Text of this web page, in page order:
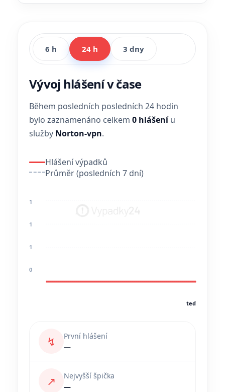
6 h 24 h 3 dny
Vývoj hlášení v čase
Během posledních posledních 24 hodin
bylo zaznamenáno celkem 0 hlášeníu
služby Norton-vpn.
Hlášení výpadků
Průměr (posledních 7 dní)
1
1
1
0
teď
↯
První hlášení
—
↗
Nejvyšší špička
—